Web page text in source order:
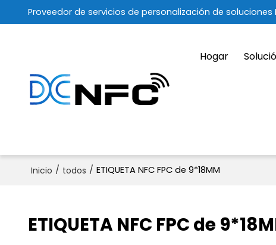
Proveedor de servicios de personalización de soluciones
Hogar
Inicio / todos / ETIQUETA NFC FPC de 9*18MM
ETIQUETA NFC FPC de